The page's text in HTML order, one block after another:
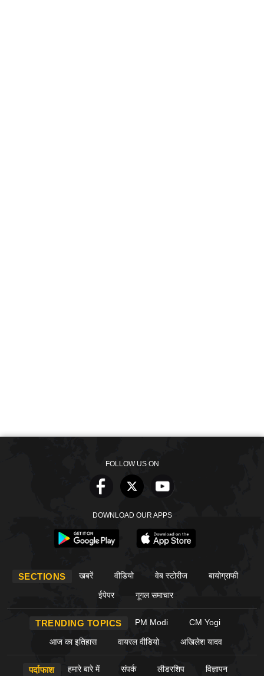
FOLLOW US ON
DOWNLOAD OUR APPS
SECTIONS खबरें वीडियो वेब स्टोरीज बायोग्राफी
ईपेपर गूगल समाचार
TRENDING TOPICS PM Modi CM Yogi
आज का इतिहास वायरल वीडियो अखिलेश यादव
पर्दाफाश हमारे बारे में संपर्क लीडरशिप विज्ञापन